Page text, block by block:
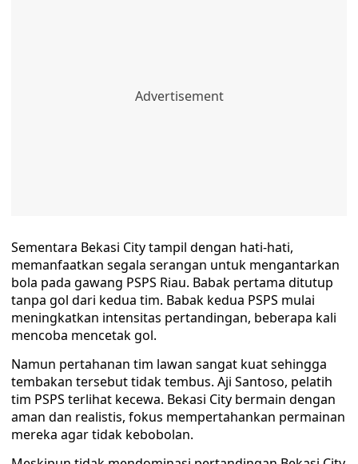
Sementara Bekasi City tampil dengan hati-hati,
memanfaatkan segala serangan untuk mengantarkan
bola pada gawang PSPS Riau. Babak pertama ditutup
tanpa gol dari kedua tim. Babak kedua PSPS mulai
meningkatkan intensitas pertandingan, beberapa kali
mencoba mencetak gol.
Namun pertahanan tim lawan sangat kuat sehingga
tembakan tersebut tidak tembus. Aji Santoso, pelatih
tim PSPS terlihat kecewa. Bekasi City bermain dengan
aman dan realistis, fokus mempertahankan permainan
mereka agar tidak kebobolan.